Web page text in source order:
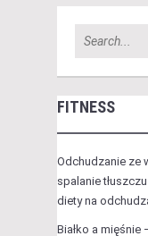
FITNESS
Odchudzanie ze
spalanie
diety na
Białko a mięśnie